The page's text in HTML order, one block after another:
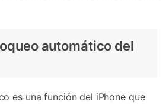
automático del
es una función del iPhone que